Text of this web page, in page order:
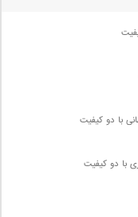
با دو کیفیت
با دو کیفیت